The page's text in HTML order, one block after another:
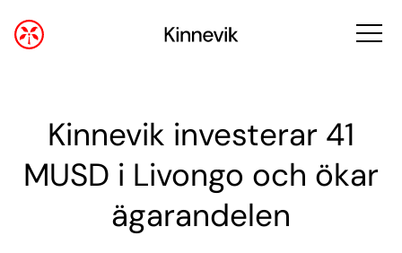
Kinnevik investerar 41
MUSD i Livongo och ökar
ägarandelen